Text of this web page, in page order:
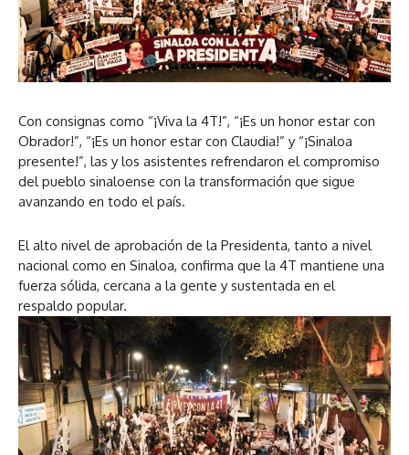
Con consignas como “¡Viva la 4T!”, “¡Es un honor estar con
Obrador!”, “¡Es un honor estar con Claudia!” y “¡Sinaloa
presente!”, las y los asistentes refrendaron el compromiso
del pueblo sinaloense con la transformación que sigue
avanzando en todo el país.
El alto nivel de aprobación de la Presidenta, tanto a nivel
nacional como en Sinaloa, confirma que la 4T mantiene una
fuerza sólida, cercana a la gente y sustentada en el
respaldo popular.